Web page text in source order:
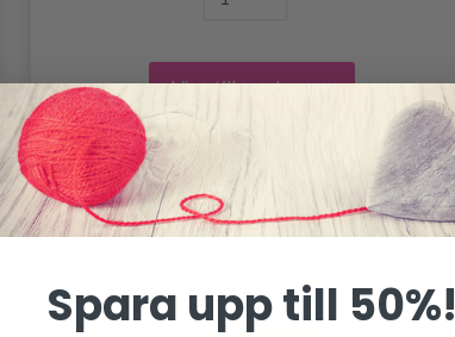
Lägg till varukorgen
Spara upp till 50%!